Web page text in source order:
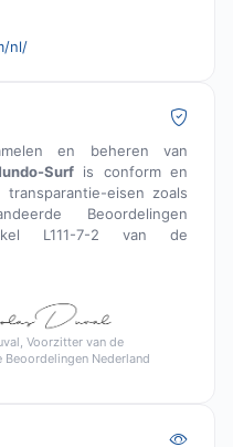
nl/
en beheren van
Surfis conform en
eisen zoals
Beoordelingen
L111-7-2 van de
Voorzitter van de
Beoordelingen Nederland